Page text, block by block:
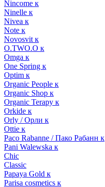
Nincome к
Ninelle к
Nivea к
Note к
Novosvit к
O.TWO.O к
Omga к
One Spring к
Optim к
Organic People к
Organic Shop к
Organic Terapy к
Orkide к
Orly / Орли к
Ottie к
Paco Rabanne / Пако Рабанн к
Pani Walewska к
Chic
Classic
Papaya Gold к
Parisa cosmetics к